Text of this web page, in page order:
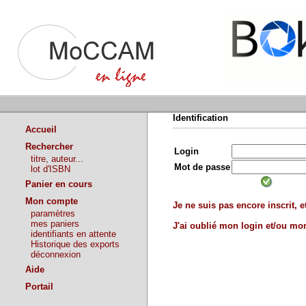
Accueil
Rechercher
titre, auteur...
lot d'ISBN
Panier en cours
Mon compte
paramètres
mes paniers
identifiants en attente
Historique des exports
déconnexion
Aide
Portail
Identification
Login
Mot de passe
Je ne suis pas encore inscrit,
J'ai oublié mon login et/ou